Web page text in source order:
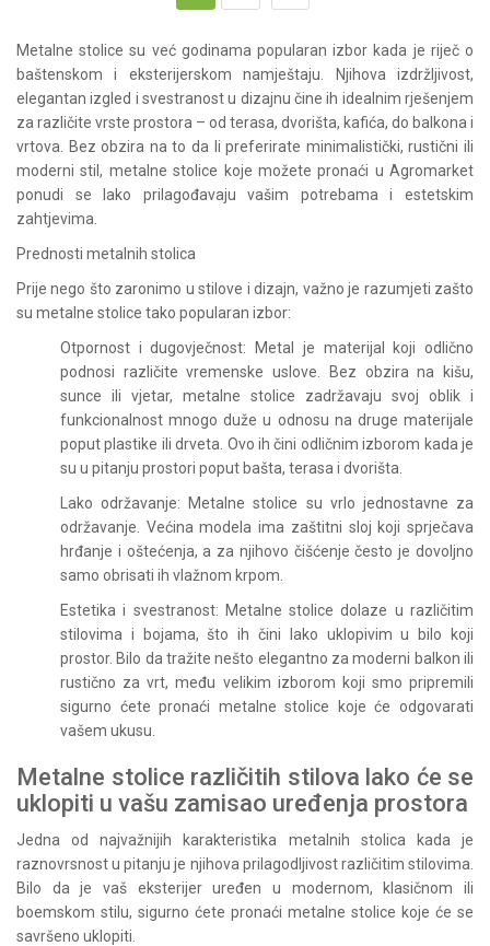
Metalne stolice su već godinama popularan izbor kada je riječ o
baštenskom i eksterijerskom namještaju. Njihova izdržljivost,
elegantan izgled i svestranost u dizajnu čine ih idealnim rješenjem
za različite vrste prostora – od terasa, dvorišta, kafića, do balkona i
vrtova. Bez obzira na to da li preferirate minimalistički, rustični ili
moderni stil, metalne stolice koje možete pronaći u Agromarket
ponudi se lako prilagođavaju vašim potrebama i estetskim
zahtjevima.
Prednosti metalnih stolica
Prije nego što zaronimo u stilove i dizajn, važno je razumjeti zašto
su metalne stolice tako popularan izbor:
Otpornost i dugovječnost: Metal je materijal koji odlično
podnosi različite vremenske uslove. Bez obzira na kišu,
sunce ili vjetar, metalne stolice zadržavaju svoj oblik i
funkcionalnost mnogo duže u odnosu na druge materijale
poput plastike ili drveta. Ovo ih čini odličnim izborom kada je
su u pitanju prostori poput bašta, terasa i dvorišta.
Lako održavanje: Metalne stolice su vrlo jednostavne za
održavanje. Većina modela ima zaštitni sloj koji sprječava
hrđanje i oštećenja, a za njihovo čišćenje često je dovoljno
samo obrisati ih vlažnom krpom.
Estetika i svestranost: Metalne stolice dolaze u različitim
stilovima i bojama, što ih čini lako uklopivim u bilo koji
prostor. Bilo da tražite nešto elegantno za moderni balkon ili
rustično za vrt, među velikim izborom koji smo pripremili
sigurno ćete pronaći metalne stolice koje će odgovarati
vašem ukusu.
Metalne stolice različitih stilova lako će se
uklopiti u vašu zamisao uređenja prostora
Jedna od najvažnijih karakteristika metalnih stolica kada je
raznovrsnost u pitanju je njihova prilagodljivost različitim stilovima.
Bilo da je vaš eksterijer uređen u modernom, klasičnom ili
boemskom stilu, sigurno ćete pronaći metalne stolice koje će se
savršeno uklopiti.